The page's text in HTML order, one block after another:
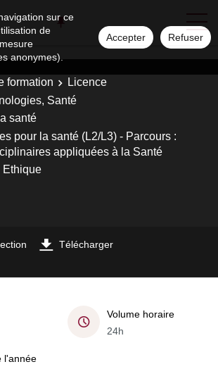
sur ce
de
anonymes).
Accepter Refuser
formation
Licence
Santé
santé
pour la santé (L2/L3) - Parcours :
appliquées à la Santé
Ethique
Télécharger
Volume horaire
24h
l'année